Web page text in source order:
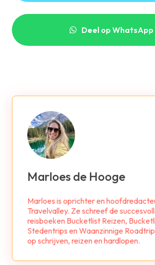
Deel op WhatsApp
Marloes de Hooge
Marloes is oprichter en
Travelvalley. Ze schreef de
reisboeken Bucketlist Reizen,
Stedentrips en Waanzinnige
op schrijven, reizen en hardlopen.